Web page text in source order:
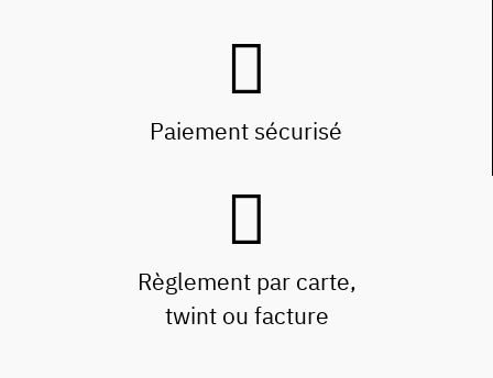
Paiement sécurisé
Règlement par carte,
twint ou facture